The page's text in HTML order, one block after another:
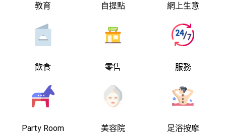
教育 自提點 網上生意
飲食 零售 服務
Party Room 美容院 足浴按摩